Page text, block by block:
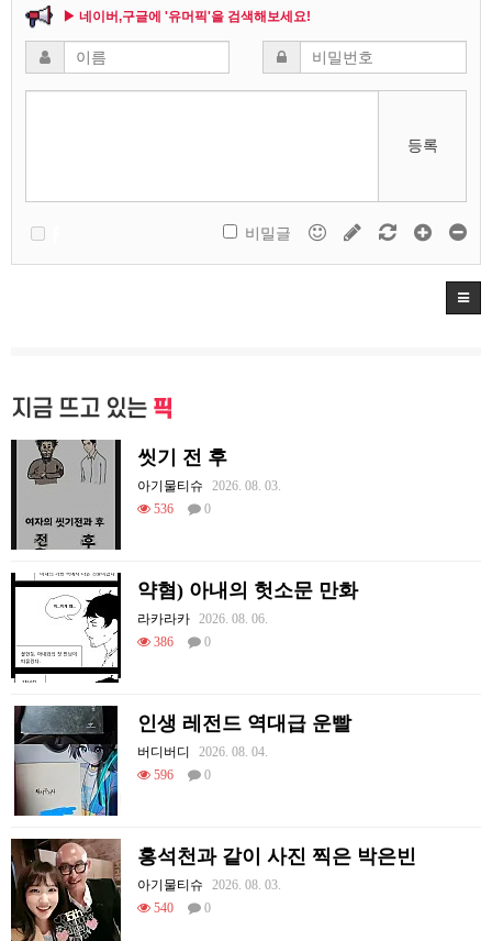
▶ 네이버,구글에 '유머픽'을 검색해보세요!
등록
비밀글
지금 뜨고 있는 픽
씻기 전 후
아기물티슈
2026. 08. 03.
536
0
약혐) 아내의 헛소문 만화
라카라카 2026. 08. 06.
386
0
인생 레전드 역대급 운빨
버디버디
2026. 08. 04.
596
0
홍석천과 같이 사진 찍은 박은빈
아기물티슈
2026. 08. 03.
540
0